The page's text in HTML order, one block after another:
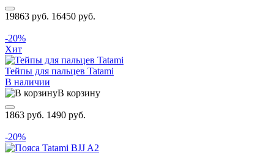
19863 руб. 16450 руб.
-20%
Хит
Тейпы для пальцев Tatami
В наличии
В корзину
1863 руб. 1490 руб.
-20%